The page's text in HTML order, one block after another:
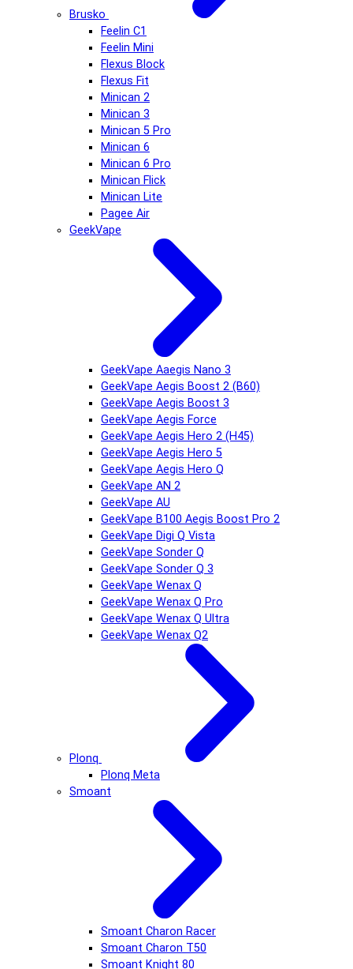
Brusko
Feelin C1
Feelin Mini
Flexus Block
Flexus Fit
Minican 2
Minican 3
Minican 5 Pro
Minican 6
Minican 6 Pro
Minican Flick
Minican Lite
Pagee Air
GeekVape
GeekVape Aaegis Nano 3
GeekVape Aegis Boost 2 (B60)
GeekVape Aegis Boost 3
GeekVape Aegis Force
GeekVape Aegis Hero 2 (H45)
GeekVape Aegis Hero 5
GeekVape Aegis Hero Q
GeekVape AN 2
GeekVape AU
GeekVape B100 Aegis Boost Pro 2
GeekVape Digi Q Vista
GeekVape Sonder Q
GeekVape Sonder Q 3
GeekVape Wenax Q
GeekVape Wenax Q Pro
GeekVape Wenax Q Ultra
GeekVape Wenax Q2
Plonq
Plonq Meta
Smoant
Smoant Charon Racer
Smoant Charon T50
Smoant Knight 80